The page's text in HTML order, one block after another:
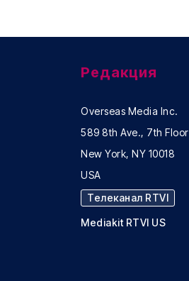
Редакция
Overseas Media Inc.
589 8th Ave., 7th Floor
New York, NY 10018
USA
Телеканал RTVI
Mediakit RTVI US